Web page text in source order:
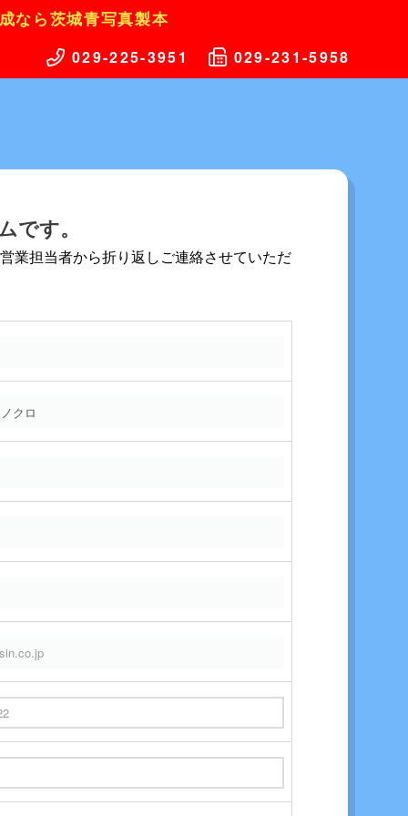
なら茨城青写真製本
029-225-3951 029-231-5958
です。
業担当者から折り返しご連絡させていただ